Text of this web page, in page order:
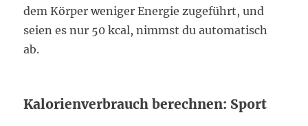
dem Körper weniger Energie zugeführt, und
seien es nur 50 kcal, nimmst du automatisch
ab.
Kalorienverbrauch berechnen: Sport